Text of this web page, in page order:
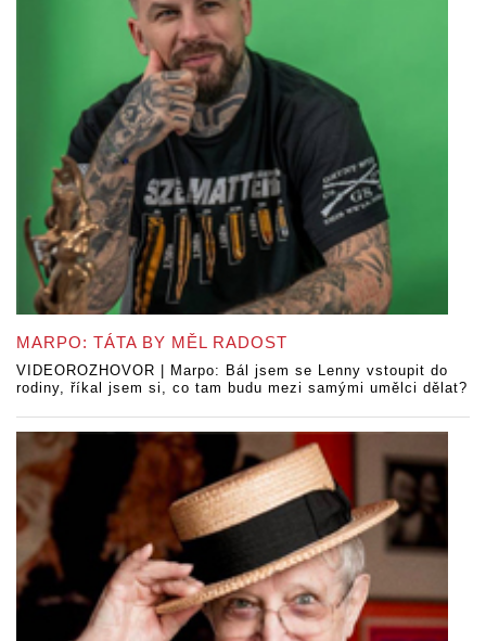
MARPO: TÁTA BY MĚL RADOST
VIDEOROZHOVOR | Marpo: Bál jsem se Lenny vstoupit do
rodiny, říkal jsem si, co tam budu mezi samými umělci dělat?